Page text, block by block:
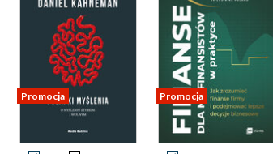
Promocja Promocja